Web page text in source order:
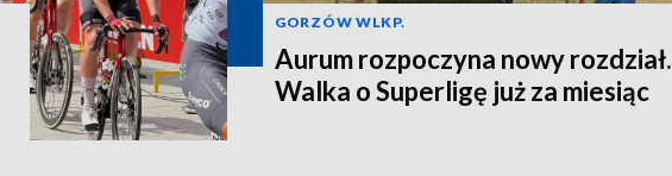
GORZÓW WLKP.
Aurum rozpoczyna nowy rozdział.
Walka o Superligę już za miesiąc